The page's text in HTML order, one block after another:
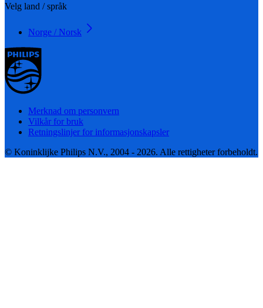
Velg land / språk
Norge / Norsk
Merknad om personvern
Vilkår for bruk
Retningslinjer for informasjonskapsler
© Koninklijke Philips N.V., 2004 - 2026. Alle rettigheter forbeholdt.